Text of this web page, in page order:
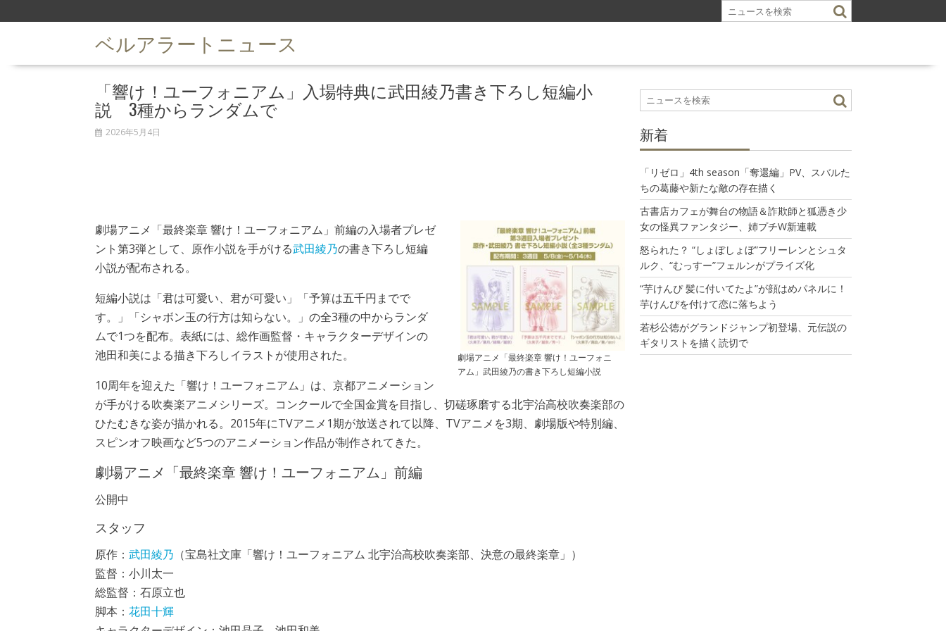
k
ベルアラートニュース
「響け！ユーフォニアム」入場特典に武田綾乃書き下ろし短編小
説 3種からランダムで
2026年5月4日
劇場アニメ「最終楽章 響け！ユーフォニ
アム」武田綾乃の書き下ろし短編小説
劇場アニメ 「最終楽章 響け！ユーフォニアム」前編の入場者プレゼ
ント第3弾として、原作小説を手がける武田綾乃の書き下ろし短編
小説が配布される。
短編小説は「君は可愛い、君が可愛い」「予算は五千円までで
す。」「シャボン玉の行方は知らない。」の全3種の中からランダ
ムで1つを配布。表紙には、総作画監督・キャラクターデザインの
池田和美による描き下ろしイラストが使用された。
10周年を迎えた「響け！ユーフォニアム」は、京都アニメーション
が手がける吹奏楽アニメシリーズ。コンクールで全国金賞を目指し、切磋琢磨する北宇治高校吹奏楽部の
ひたむきな姿が描かれる。2015年にTVアニメ1期が放送されて以降、TVアニメを3期、劇場版や特別編、
スピンオフ映画など5つのアニメーション作品が制作されてきた。
劇場アニメ「最終楽章 響け！ユーフォニアム」前編
公開中
スタッフ
原作： 武田綾乃 （宝島社文庫「響け！ユーフォニアム 北宇治高校吹奏楽部、決意の最終楽章」）
監督：小川太一
総監督：石原立也
脚本： 花田十輝
新着
「リゼロ」4th season「奪還編」PV、スバルた
ちの葛藤や新たな敵の存在描く
古書店カフェが舞台の物語＆詐欺師と狐憑き少
女の怪異ファンタジー、姉プチW新連載
怒られた？ “しょぼしょぼ”フリーレンとシュタ
ルク、“むっすー”フェルンがプライズ化
“芋けんぴ 髪に付いてたよ”が顔はめパネルに！
芋けんぴを付けて恋に落ちよう
若杉公徳がグランドジャンプ初登場、元伝説の
ギタリストを描く読切で